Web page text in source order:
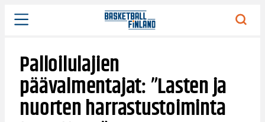
Siirry
sisältöön
Palloilulajien
päävalmentajat: ”Lasten ja
nuorten harrastustoiminta